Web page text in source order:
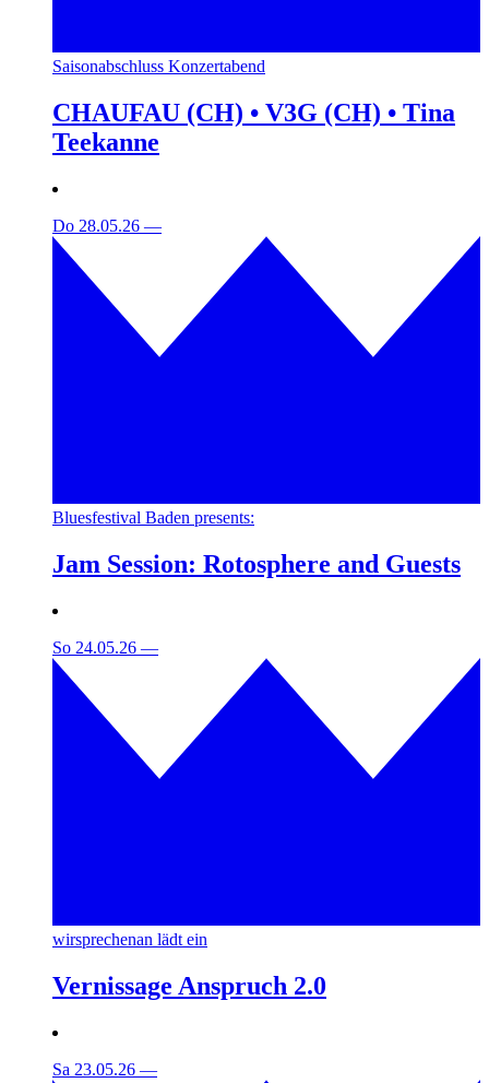
Saisonabschluss Konzertabend
CHAUFAU (CH) • V3G (CH) • Tina
Teekanne
Do 28.05.26 —
Bluesfestival Baden presents:
Jam Session: Rotosphere and Guests
So 24.05.26 —
wirsprechenan lädt ein
Vernissage Anspruch 2.0
Sa 23.05.26 —